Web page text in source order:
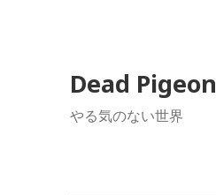
Dead Pigeon
やる気のない世界